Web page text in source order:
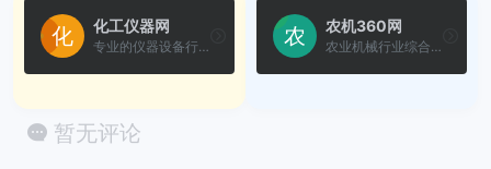
化工仪器网
专业的仪器设备行业B2B门户网...
农机360网
农业机械行业综合服务平台
暂无评论